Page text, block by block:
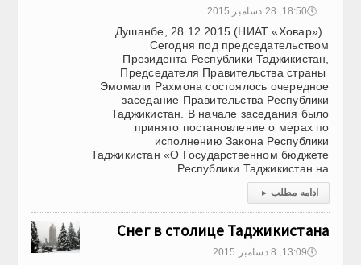
🕔18:50, 28.دسامبر 2015
Душанбе, 28.12.2015 (НИАТ «Ховар»).
Сегодня под председательством
Президента Республики Таджикистан,
Председателя Правительства страны
Эмомали Рахмона состоялось очередное
заседание Правительства Республики
Таджикистан. В начале заседания было
принято постановление о мерах по
исполнению Закона Республики
Таджикистан «О Государственном бюджете
Республики Таджикистан на
ادامه مطلب ▸
Снег в столице Таджикистана
🕔13:09, 8.دسامبر 2015